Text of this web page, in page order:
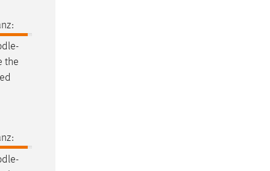
-
the
-